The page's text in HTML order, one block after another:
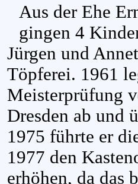
Aus der Ehe
gingen 4
Jürgen und
Töpferei. 1961
Meisterprüfung
Dresden ab und
1975 führte er
1977 den
erhöhen, da das